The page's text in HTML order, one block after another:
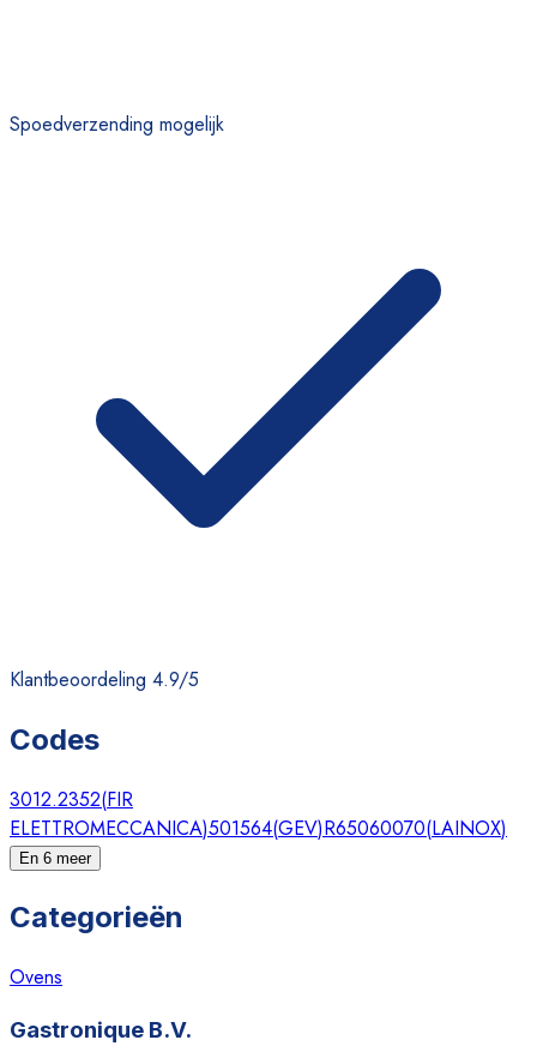
Spoedverzending mogelijk
Klantbeoordeling 4.9/5
Codes
3012.2352(FIR
ELETTROMECCANICA)501564(GEV)R65060070(LAINOX)
En 6 meer
Categorieën
Ovens
Gastronique B.V.